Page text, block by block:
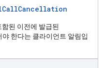
함된 이전에 발급된
야 한다는 클라이언트 알림입